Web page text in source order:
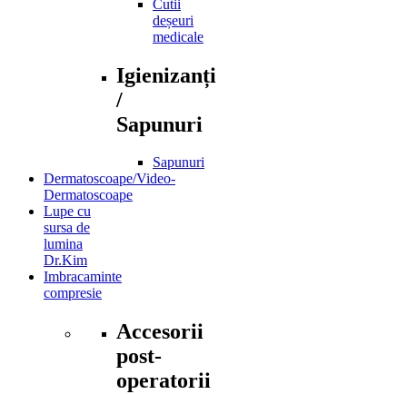
Cutii
deșeuri
medicale
Igienizanți
/
Sapunuri
Sapunuri
Dermatoscoape/Video-
Dermatoscoape
Lupe cu
sursa de
lumina
Dr.Kim
Imbracaminte
compresie
Accesorii
post-
operatorii